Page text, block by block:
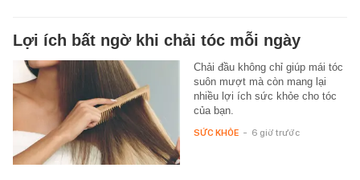
Lợi ích bất ngờ khi chải tóc mỗi ngày
Chải đầu không chỉ giúp mái tóc
suôn mượt mà còn mang lại
nhiều lợi ích sức khỏe cho tóc
của bạn.
SỨC KHỎE - 6 giờ trước